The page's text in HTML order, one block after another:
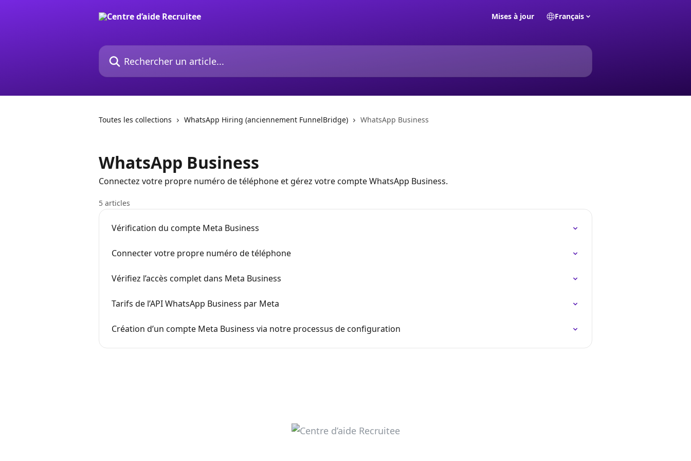
Mises à jour Français
Rechercher un article...
Toutes les collections WhatsApp Hiring (anciennement FunnelBridge) WhatsApp Business
WhatsApp Business
Connectez votre propre numéro de téléphone et gérez votre compte WhatsApp Business.
5 articles
Vérification du compte Meta Business
Connecter votre propre numéro de téléphone
Vérifiez l’accès complet dans Meta Business
Tarifs de l’API WhatsApp Business par Meta
Création d’un compte Meta Business via notre processus de configuration